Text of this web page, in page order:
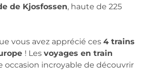
de Kjosfossen, haute de 225
vous avez apprécié ces 4 trains
! Les voyages en train
occasion incroyable de découvrir